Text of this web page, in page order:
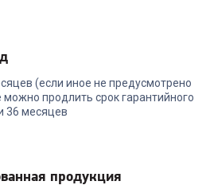
(если иное не предусмотрено
продлить срок гарантийного
36 месяцев
продукция